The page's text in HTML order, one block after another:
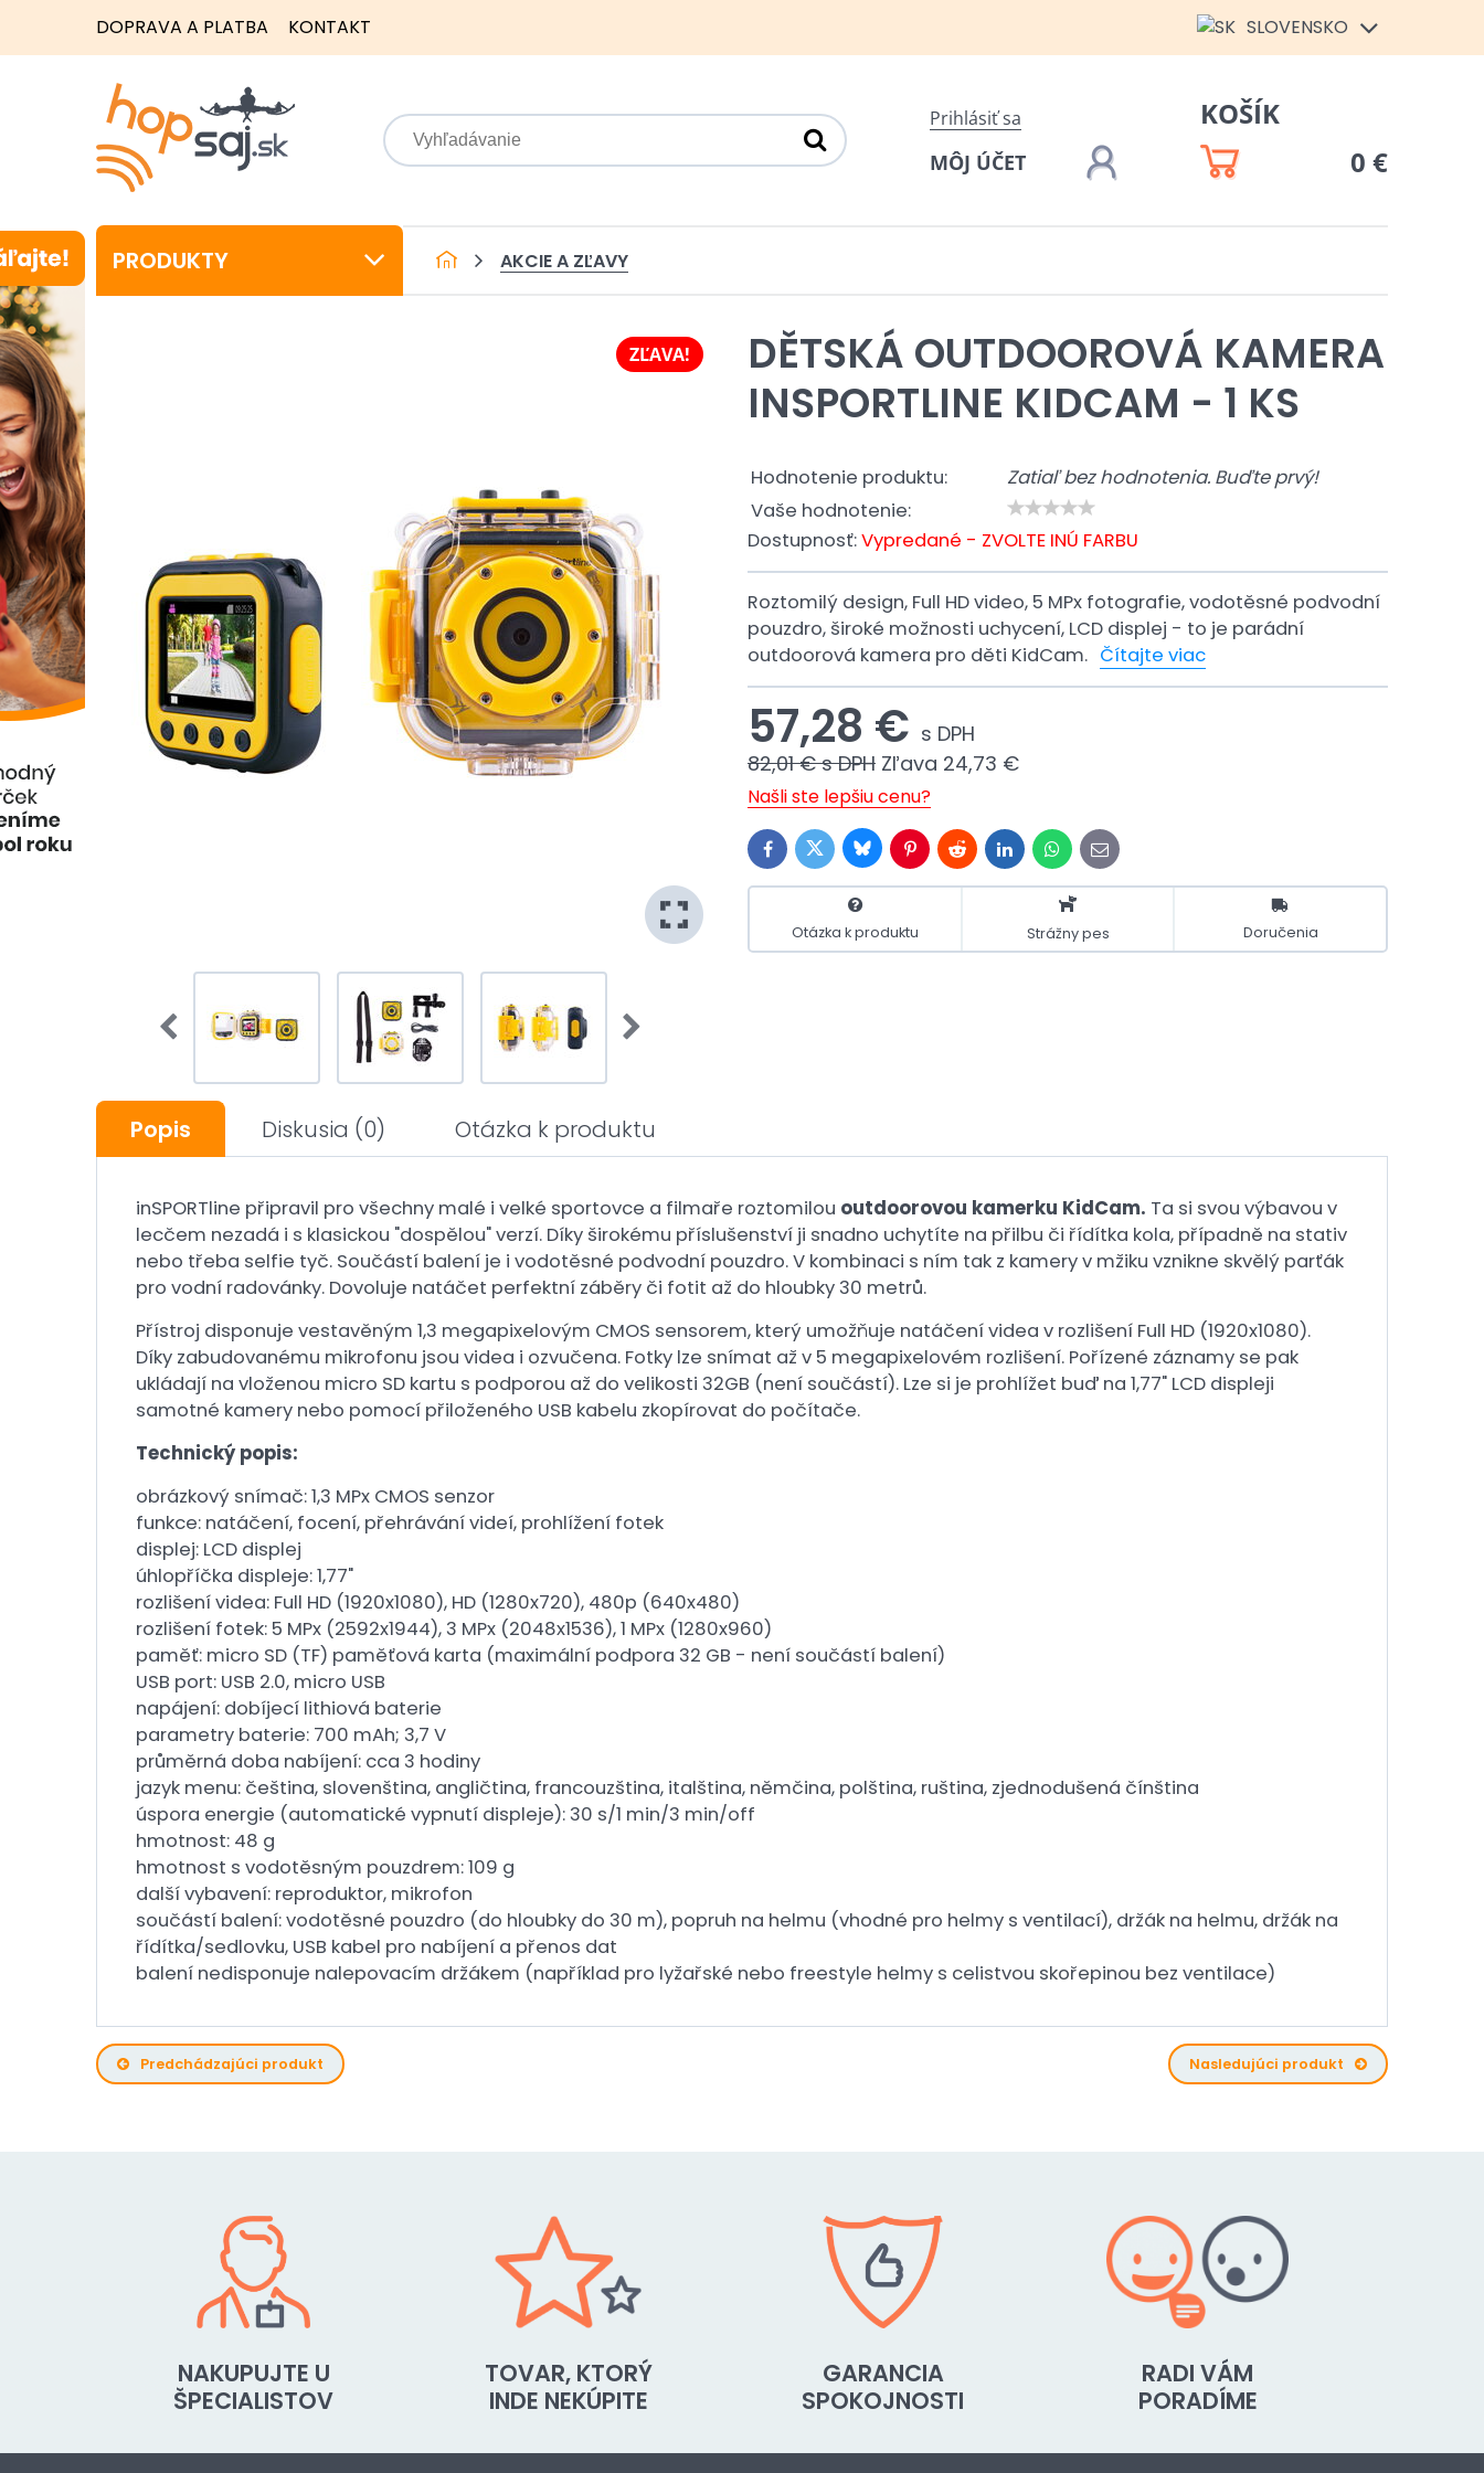
DOPRAVA A PLATBA KONTAKT SLOVENSKO
Prihlásiť sa
MÔJ ÚČET
KOŠÍK
0 €
PRODUKTY AKCIE A ZĽAVY
ZĽAVA!
DĚTSKÁ OUTDOOROVÁ KAMERA
INSPORTLINE KIDCAM - 1 KS
Hodnotenie produktu:
Zatiaľ bez hodnotenia. Buďte prvý!
Vaše hodnotenie:
Dostupnosť:Vypredané - ZVOLTE INÚ FARBU
Roztomilý design, Full HD video, 5 MPx fotografie, vodotěsné podvodní
pouzdro, široké možnosti uchycení, LCD displej - to je parádní
outdoorová kamera pro děti KidCam. Čítajte viac
57,28 € s DPH
82,01 € s DPH Zľava 24,73 €
Našli ste lepšiu cenu?
FacebookTwitterBlueskyPinterestRedditLinkedInWhatsApp
E-
mail
Otázka k produktu Strážny pes Doručenia
Popis Diskusia (0) Otázka k produktu
inSPORTline připravil pro všechny malé i velké sportovce a filmaře roztomilou outdoorovou kamerku KidCam. Ta si svou výbavou v
lecčem nezadá i s klasickou "dospělou" verzí. Díky širokému příslušenství ji snadno uchytíte na přilbu či řídítka kola, případně na stativ
nebo třeba selfie tyč. Součástí balení je i vodotěsné podvodní pouzdro. V kombinaci s ním tak z kamery v mžiku vznikne skvělý parťák
pro vodní radovánky. Dovoluje natáčet perfektní záběry či fotit až do hloubky 30 metrů.
Přístroj disponuje vestavěným 1,3 megapixelovým CMOS sensorem, který umožňuje natáčení videa v rozlišení Full HD (1920x1080).
Díky zabudovanému mikrofonu jsou videa i ozvučena. Fotky lze snímat až v 5 megapixelovém rozlišení. Pořízené záznamy se pak
ukládají na vloženou micro SD kartu s podporou až do velikosti 32GB (není součástí). Lze si je prohlížet buď na 1,77" LCD displeji
samotné kamery nebo pomocí přiloženého USB kabelu zkopírovat do počítače.
Technický popis:
obrázkový snímač: 1,3 MPx CMOS senzor
funkce: natáčení, focení, přehrávání videí, prohlížení fotek
displej: LCD displej
úhlopříčka displeje: 1,77"
rozlišení videa: Full HD (1920x1080), HD (1280x720), 480p (640x480)
rozlišení fotek: 5 MPx (2592x1944), 3 MPx (2048x1536), 1 MPx (1280x960)
paměť: micro SD (TF) paměťová karta (maximální podpora 32 GB - není součástí balení)
USB port: USB 2.0, micro USB
napájení: dobíjecí lithiová baterie
parametry baterie: 700 mAh; 3,7 V
průměrná doba nabíjení: cca 3 hodiny
jazyk menu: čeština, slovenština, angličtina, francouzština, italština, němčina, polština, ruština, zjednodušená čínština
úspora energie (automatické vypnutí displeje): 30 s/1 min/3 min/off
hmotnost: 48 g
hmotnost s vodotěsným pouzdrem: 109 g
další vybavení: reproduktor, mikrofon
součástí balení: vodotěsné pouzdro (do hloubky do 30 m), popruh na helmu (vhodné pro helmy s ventilací), držák na helmu, držák na
řídítka/sedlovku, USB kabel pro nabíjení a přenos dat
balení nedisponuje nalepovacím držákem (například pro lyžařské nebo freestyle helmy s celistvou skořepinou bez ventilace)
Predchádzajúci produkt Nasledujúci produkt
NAKUPUJTE U
ŠPECIALISTOV
TOVAR, KTORÝ
INDE NEKÚPITE
GARANCIA
SPOKOJNOSTI
RADI VÁM
PORADÍME